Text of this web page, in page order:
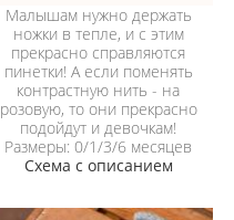
Малышам нужно держать
ножки в тепле, и с этим
прекрасно справляются
пинетки! А если поменять
контрастную нить - на
розовую, то они прекрасно
подойдут и девочкам!
Размеры: 0/1/3/6 месяцев
Схема с описанием